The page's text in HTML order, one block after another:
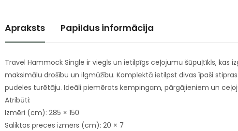
Apraksts Papildus informācija
Travel Hammock Single ir viegls un ietilpīgs ceļojumu šūpuļtīkls,
maksimālu drošību un ilgmūžību. Komplektā ietilpst divas īpaši
pudeles turētāju. Ideāli piemērots kempingam, pārgājieniem un
Atribūti:
Izmēri (cm): 285 × 150
Saliktas preces izmērs (cm): 20 × 7